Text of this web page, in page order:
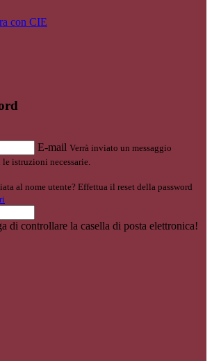
con CIE
E-mail Verrà inviato un messaggio
istruzioni necessarie.
al nome utente? Effettua il reset della password
di controllare la casella di posta elettronica!